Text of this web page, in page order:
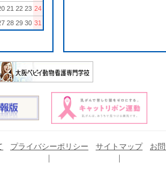
21 22 23 24
28 29 30 31
プライバシーポリシー サイトマップ お